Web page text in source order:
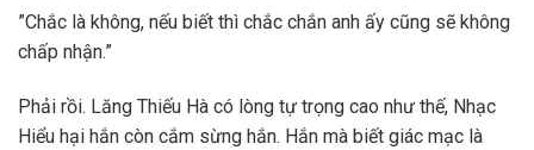
”Chắc là không, nếu biết thì chắc chắn anh ấy cũng sẽ không
chấp nhận.”
Phải rồi. Lăng Thiếu Hà có lòng tự trọng cao như thế, Nhạc
Hiểu hại hắn còn cắm sừng hắn. Hắn mà biết giác mạc là